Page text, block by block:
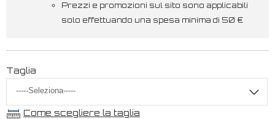
Prezzi e promozioni sul sito sono applicabili
solo effettuando una spesa minima di 50 €
Taglia
Come scegliere la taglia